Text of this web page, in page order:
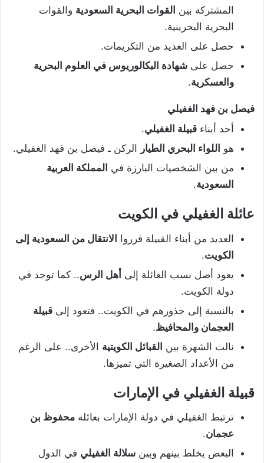
المشتركة بين القوات البحرية السعودية والقوات
البحرية البحرينية.
حصل على العديد من التكريمات.
حصل على شهادة البكالوريوس في العلوم البحرية
والعسكرية.
فيصل بن فهد الغفيلي
أحد أبناء قبيلة الغفيلي.
هو اللواء البحري الطيار
الركن ـ فيصل بن فهد الغفيلي.
من بين الشخصيات البارزة في المملكة العربية
السعودية.
عائلة الغفيلي في الكويت
العديد من أبناء القبيلة قرروا الانتقال من السعودية إلى
الكويت.
يعود أصل نسب العائلة إلى أهل الرس.. كما توجد في
دولة الكويت.
بالنسبة إلى جذورهم في الكويت.. فتعود إلى قبيلة
العجمان والمحافيظ.
نالت الشهرة بين القبائل الكويتية الأخرى.. على الرغم
من الأعداد الصغيرة التي تميزها.
قبيلة الغفيلي في الإمارات
ترتبط الغفيلي في دولة الإمارات بعائلة محفوظ بن
عجمان.
البعض يخلط بينهم وبين سلالة الغفيلي في الدول